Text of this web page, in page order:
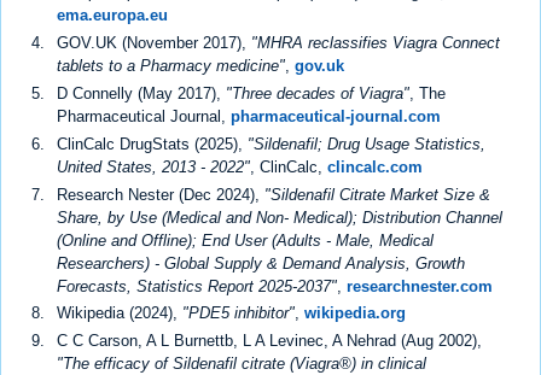
ema.europa.eu
GOV.UK (November 2017), "MHRA reclassifies Viagra Connect
tablets to a Pharmacy medicine" gov.uk
D Connelly (May 2017), "Three decades of Viagra" , The
Pharmaceutical Journal, pharmaceutical-journal.com
ClinCalc DrugStats (2025), "Sildenafil; Drug Usage Statistics,
United States, 2013 - 2022" , ClinCalc, clincalc.com
Research Nester (Dec 2024), "Sildenafil Citrate Market Size &
Share, by Use (Medical and Non- Medical); Distribution Channel
(Online and Offline); End User (Adults - Male, Medical
Researchers) - Global Supply & Demand Analysis, Growth
Forecasts, Statistics Report 2025-2037" researchnester.com
Wikipedia (2024), "PDE5 inhibitor", wikipedia.org
C C Carson, A L Burnettb, L A Levinec, A Nehrad (Aug 2002),
"The efficacy of Sildenafil citrate (Viagra®) in clinical